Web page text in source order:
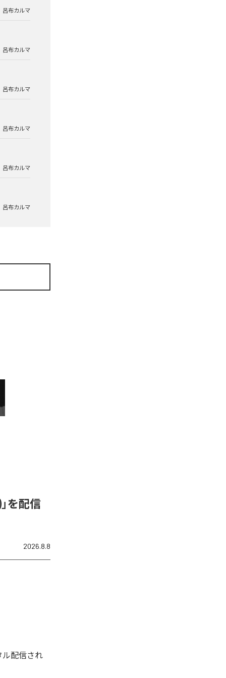
呂布カルマ
呂布カルマ
呂布カルマ
呂布カルマ
呂布カルマ
呂布カルマ
を配信
2026.8.8
ル配信され